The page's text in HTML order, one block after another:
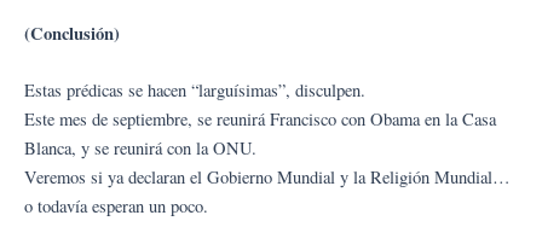
(Conclusión)
Estas prédicas se hacen “larguísimas”, disculpen.
Este mes de septiembre, se reunirá Francisco con Obama en la Casa
Blanca, y se reunirá con la ONU.
Veremos si ya declaran el Gobierno Mundial y la Religión Mundial…
o todavía esperan un poco.